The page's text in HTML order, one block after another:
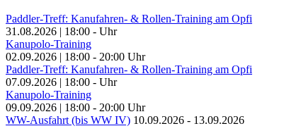
Paddler-Treff: Kanufahren- & Rollen-Training am Opfi
31.08.2026 | 18:00 - Uhr
Kanupolo-Training
02.09.2026 | 18:00 - 20:00 Uhr
Paddler-Treff: Kanufahren- & Rollen-Training am Opfi
07.09.2026 | 18:00 - Uhr
Kanupolo-Training
09.09.2026 | 18:00 - 20:00 Uhr
WW-Ausfahrt (bis WW IV) 10.09.2026 - 13.09.2026